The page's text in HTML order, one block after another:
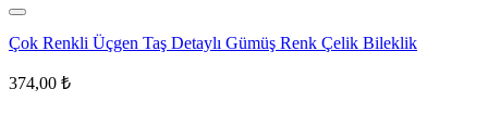
Çok Renkli Üçgen Taş Detaylı Gümüş Renk Çelik Bileklik
374,00 ₺